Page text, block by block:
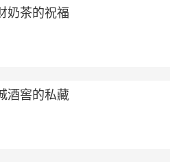
奶茶的祝福
酒窖的私藏